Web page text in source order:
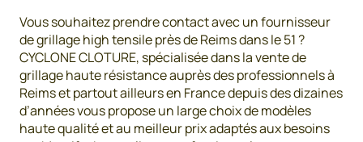
Vous souhaitez prendre contact avec un fournisseur
de grillage high tensile près de Reims dans le 51 ?
CYCLONE CLOTURE, spécialisée dans la vente de
grillage haute résistance auprès des professionnels à
Reims et partout ailleurs en France depuis des dizaines
d’années vous propose un large choix de modèles
haute qualité et au meilleur prix adaptés aux besoins